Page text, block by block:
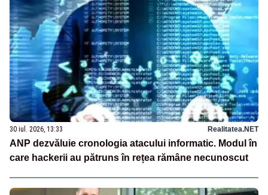
30 iul. 2026, 13:33 Realitatea.NET
ANP dezvăluie cronologia atacului informatic. Modul în
care hackerii au pătruns în rețea rămâne necunoscut